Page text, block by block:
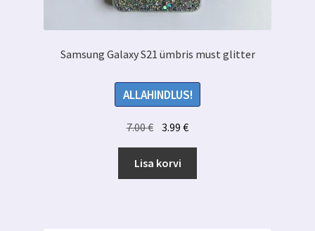
Samsung Galaxy S21 ümbris must glitter
ALLAHINDLUS!
7.00€ Algne
hind
oli:
7.00 €.
3.99€Praegune
hind
3.99 €.
Lisa korvi